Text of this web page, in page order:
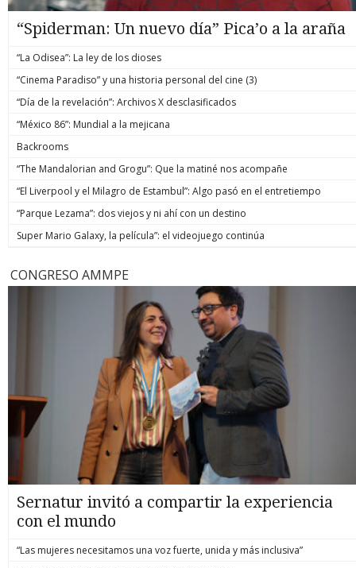
“Spiderman: Un nuevo día” Pica’o a la araña
“La Odisea”: La ley de los dioses
“Cinema Paradiso” y una historia personal del cine (3)
“Día de la revelación”: Archivos X desclasificados
“México 86”: Mundial a la mejicana
Backrooms
“The Mandalorian and Grogu”: Que la matiné nos acompañe
“El Liverpool y el Milagro de Estambul”: Algo pasó en el entretiempo
“Parque Lezama”: dos viejos y ni ahí con un destino
Super Mario Galaxy, la película”: el videojuego continúa
CONGRESO AMMPE
Sernatur invitó a compartir la experiencia
con el mundo
“Las mujeres necesitamos una voz fuerte, unida y más inclusiva”